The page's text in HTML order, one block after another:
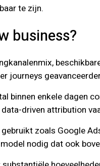
te zijn.
business?
journeys
enkele dagen
driven attribution
zoals Google
nodig dat ook